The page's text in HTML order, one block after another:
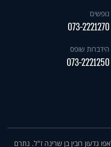
נופשים
073-2221270
הידברות שופס
073-2221250
גדעון רובין בן שרינה ז"ל. נתרם